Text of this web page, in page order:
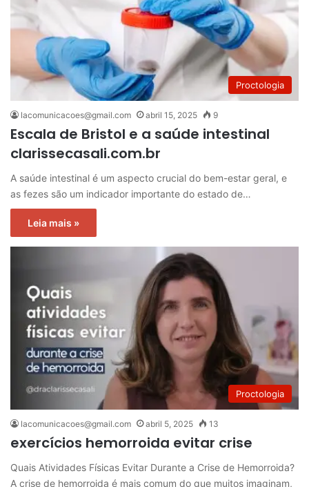
Proctologia
lacomunicacoes@gmail.com abril 15, 2025 9
Escala de Bristol e a saúde intestinal
clarissecasali.com.br
A saúde intestinal é um aspecto crucial do bem-estar geral, e
as fezes são um indicador importante do estado de…
Leia mais »
Proctologia
lacomunicacoes@gmail.com abril 5, 2025 13
exercícios hemorroida evitar crise
Quais Atividades Físicas Evitar Durante a Crise de Hemorroida?
A crise de hemorroida é mais comum do que muitos imaginam,